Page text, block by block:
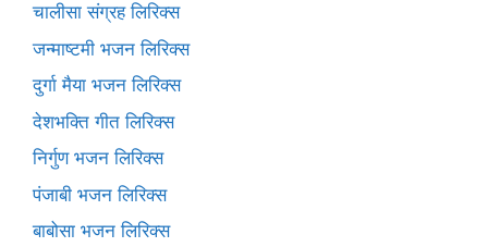
चालीसा संग्रह लिरिक्स
जन्माष्टमी भजन लिरिक्स
दुर्गा मैया भजन लिरिक्स
देशभक्ति गीत लिरिक्स
निर्गुण भजन लिरिक्स
पंजाबी भजन लिरिक्स
बाबोसा भजन लिरिक्स